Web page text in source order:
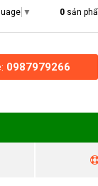
▼ 0 sản
0987979266